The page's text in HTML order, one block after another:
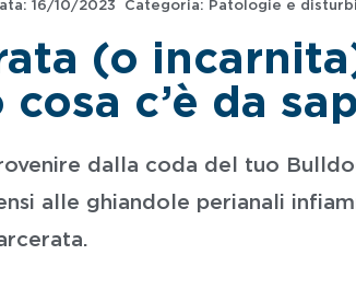
16/10/2023 Categoria: Patologie e disturbi
(o
c’è da
dalla coda del tuo
alle ghiandole perianali